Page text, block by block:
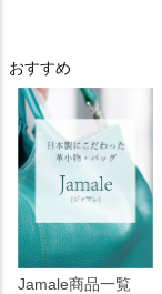
おすすめ
Jamale商品一覧